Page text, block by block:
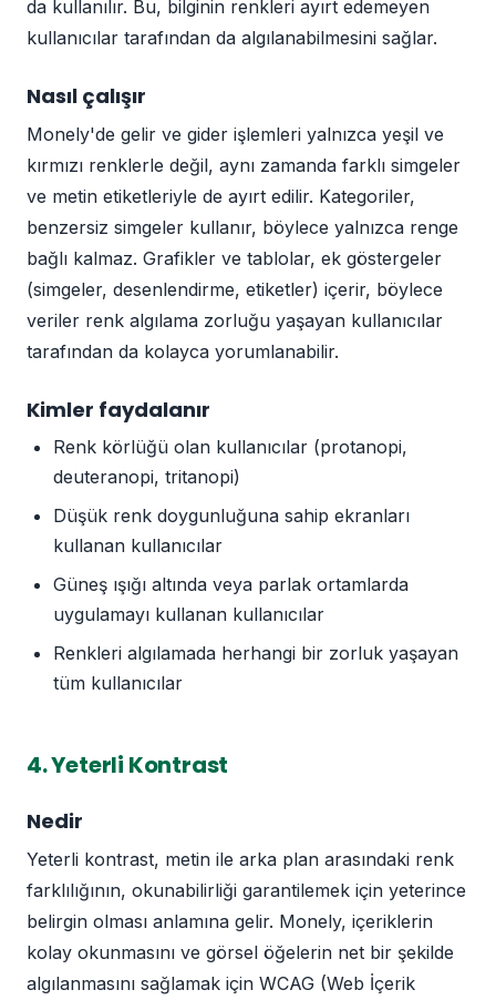
da kullanılır. Bu, bilginin renkleri ayırt edemeyen
kullanıcılar tarafından da algılanabilmesini sağlar.
Nasıl çalışır
Monely'de gelir ve gider işlemleri yalnızca yeşil ve
kırmızı renklerle değil, aynı zamanda farklı simgeler
ve metin etiketleriyle de ayırt edilir. Kategoriler,
benzersiz simgeler kullanır, böylece yalnızca renge
bağlı kalmaz. Grafikler ve tablolar, ek göstergeler
(simgeler, desenlendirme, etiketler) içerir, böylece
veriler renk algılama zorluğu yaşayan kullanıcılar
tarafından da kolayca yorumlanabilir.
Kimler faydalanır
Renk körlüğü olan kullanıcılar (protanopi,
deuteranopi, tritanopi)
Düşük renk doygunluğuna sahip ekranları
kullanan kullanıcılar
Güneş ışığı altında veya parlak ortamlarda
uygulamayı kullanan kullanıcılar
Renkleri algılamada herhangi bir zorluk yaşayan
tüm kullanıcılar
4. Yeterli Kontrast
Nedir
Yeterli kontrast, metin ile arka plan arasındaki renk
farklılığının, okunabilirliği garantilemek için yeterince
belirgin olması anlamına gelir. Monely, içeriklerin
kolay okunmasını ve görsel öğelerin net bir şekilde
algılanmasını sağlamak için WCAG (Web İçerik